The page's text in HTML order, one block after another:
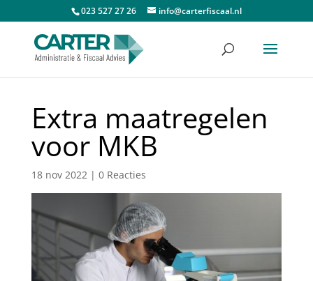
023 527 27 26 info@carterfiscaal.nl
Extra maatregelen
voor MKB
18 nov 2022| 0 Reacties